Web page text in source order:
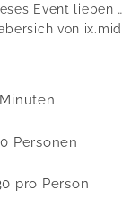
Event lieben
von
Personen
pro Person